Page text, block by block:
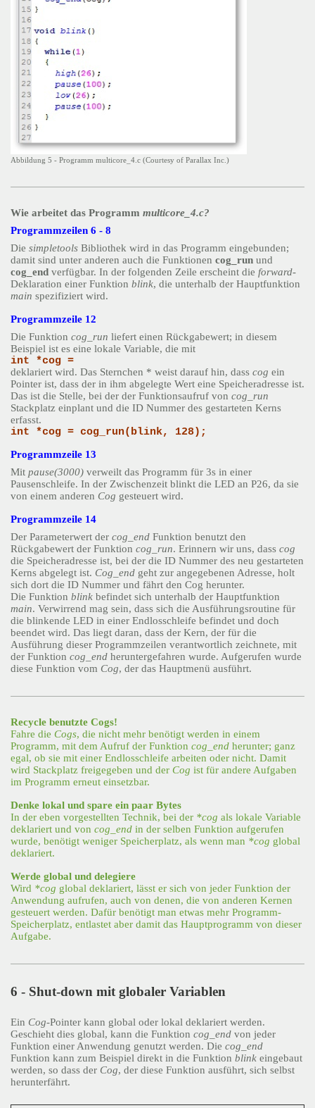
Abbildung 5 - Programm multicore_4.c (Courtesy of Parallax Inc.)
Wie arbeitet das Programm multicore_4.c?
Programmzeilen 6 - 8
Die simpletools Bibliothek wird in das Programm eingebunden;
damit sind unter anderen auch die Funktionen cog_run und
cog_end verfügbar. In der folgenden Zeile erscheint die forward-
Deklaration einer Funktion blink, die unterhalb der Hauptfunktion
main spezifiziert wird.
Programmzeile 12
Die Funktion cog_run liefert einen Rückgabewert; in diesem
Beispiel ist es eine lokale Variable, die mit
int *cog =
deklariert wird. Das Sternchen * weist darauf hin, dass cog ein
Pointer ist, dass der in ihm abgelegte Wert eine Speicheradresse ist.
Das ist die Stelle, bei der der Funktionsaufruf von cog_run
Stackplatz einplant und die ID Nummer des gestarteten Kerns
erfasst.
int *cog = cog_run(blink, 128);
Programmzeile 13
Mit pause(3000) verweilt das Programm für 3s in einer
Pausenschleife. In der Zwischenzeit blinkt die LED an P26, da sie
von einem anderen Cog gesteuert wird.
Programmzeile 14
Der Parameterwert der cog_end Funktion benutzt den
Rückgabewert der Funktion cog_run. Erinnern wir uns, dass cog
die Speicheradresse ist, bei der die ID Nummer des neu gestarteten
Kerns abgelegt ist. Cog_end geht zur angegebenen Adresse, holt
sich dort die ID Nummer und fährt den Cog herunter.
Die Funktion blink befindet sich unterhalb der Hauptfunktion
main. Verwirrend mag sein, dass sich die Ausführungsroutine für
die blinkende LED in einer Endlosschleife befindet und doch
beendet wird. Das liegt daran, dass der Kern, der für die
Ausführung dieser Programmzeilen verantwortlich zeichnete, mit
der Funktion cog_end heruntergefahren wurde. Aufgerufen wurde
diese Funktion vom Cog, der das Hauptmenü ausführt.
Recycle benutzte Cogs!
Fahre die Cogs, die nicht mehr benötigt werden in einem
Programm, mit dem Aufruf der Funktion cog_end herunter; ganz
egal, ob sie mit einer Endlosschleife arbeiten oder nicht. Damit
wird Stackplatz freigegeben und der Cog ist für andere Aufgaben
im Programm erneut einsetzbar.
Denke lokal und spare ein paar Bytes
In der eben vorgestellten Technik, bei der *cog als lokale Variable
deklariert und von cog_end in der selben Funktion aufgerufen
wurde, benötigt weniger Speicherplatz, als wenn man *cog global
deklariert.
Werde global und delegiere
Wird *cog global deklariert, lässt er sich von jeder Funktion der
Anwendung aufrufen, auch von denen, die von anderen Kernen
gesteuert werden. Dafür benötigt man etwas mehr Programm-
Speicherplatz, entlastet aber damit das Hauptprogramm von dieser
Aufgabe.
6 - Shut-down mit globaler Variablen
Ein Cog-Pointer kann global oder lokal deklariert werden.
Geschieht dies global, kann die Funktion cog_end von jeder
Funktion einer Anwendung genutzt werden. Die cog_end
Funktion kann zum Beispiel direkt in die Funktion blink eingebaut
werden, so dass der Cog, der diese Funktion ausführt, sich selbst
herunterfährt.